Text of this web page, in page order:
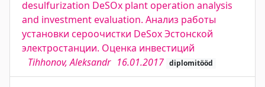
desulfurization DeSOx plant operation analysis
and investment evaluation. Анализ работы
установки сероочистки DeSox Эстонской
электростанции. Оценка инвестиций
Tihhonov, Aleksandr 16.01.2017 diplomitööd